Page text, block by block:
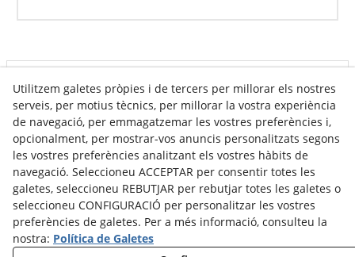
Info venda online
Contacte
Av. Tarragona, s/n
25300 Tàrrega(Lleida)Espanya
973 310 732
carviresa@carviresa.com
Utilitzem galetes pròpies i de tercers per millorar els nostres
serveis, per motius tècnics, per millorar la vostra experiència
de navegació, per emmagatzemar les vostres preferències i,
opcionalment, per mostrar-vos anuncis personalitzats segons
les vostres preferències analitzant els vostres hàbits de
navegació. Seleccioneu ACCEPTAR per consentir totes les
galetes, seleccioneu REBUTJAR per rebutjar totes les galetes o
seleccioneu CONFIGURACIÓ per personalitzar les vostres
preferències de galetes. Per a més informació, consulteu la
nostra: Política de Galetes